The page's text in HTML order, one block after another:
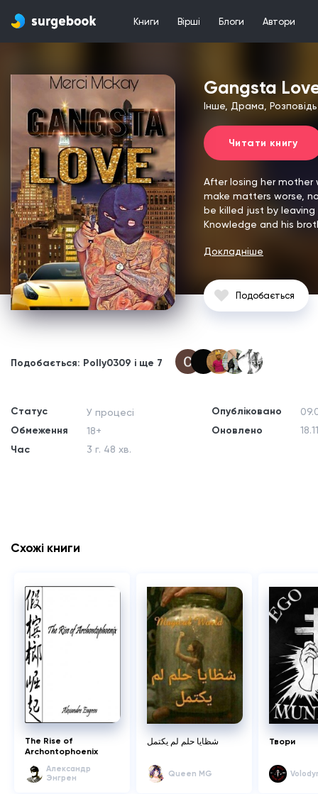
Книги Вірші Блоги Автори
Gangsta
Інше, Драма, Розповідь
Читати книгу
After losing her mother
make matters worse,
be killed just by leaving
Knowledge and his
Докладніше
Подобається
Подобається: Polly0309 і ще 7
Статус
Обмеження
Час
У процесі
18+
3 г. 48 хв.
Опубліковано
Оновлено
Схожі книги
The Rise of
Archontophoenix
Александр
Энгрен
شظايا حلم لم يكتمل
Queen MG
Твори